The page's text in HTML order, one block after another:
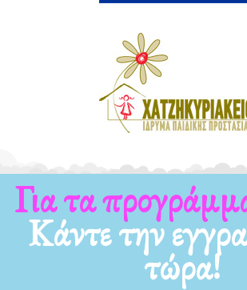
Για τα νέα μας
Κάντε την
τώρα!